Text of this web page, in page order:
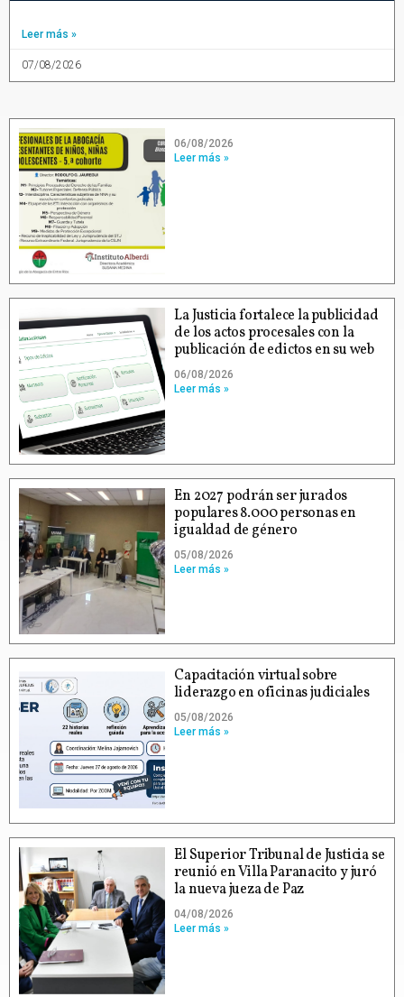
Leer más »
07/08/2026
06/08/2026
Leer más »
La Justicia fortalece la publicidad
de los actos procesales con la
publicación de edictos en su web
06/08/2026
Leer más »
En 2027 podrán ser jurados
populares 8.000 personas en
igualdad de género
05/08/2026
Leer más »
Capacitación virtual sobre
liderazgo en oficinas judiciales
05/08/2026
Leer más »
El Superior Tribunal de Justicia se
reunió en Villa Paranacito y juró
la nueva jueza de Paz
04/08/2026
Leer más »